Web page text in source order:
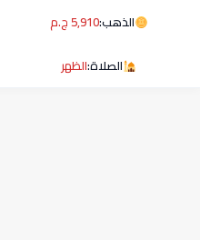
الذهب:5,910 ج.م
الصلاة:الظهر